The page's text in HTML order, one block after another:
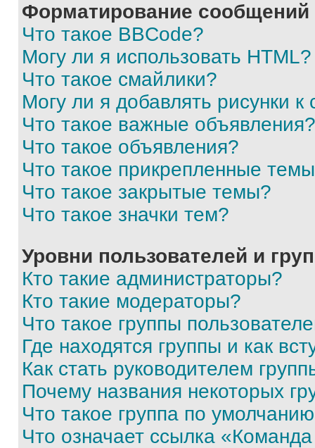
Форматирование
Что такое BBCode?
Могу ли я использовать HTML?
Что такое смайлики?
Могу ли я добавлять рисунки
Что такое важные объявления?
Что такое объявления?
Что такое прикрепленные
Что такое закрытые темы?
Что такое значки тем?
Уровни пользователей и
Кто такие администраторы?
Кто такие модераторы?
Что такое группы
Где находятся группы и как
Как стать руководителем
Почему названия некоторых
Что такое группа по
Что означает ссылка